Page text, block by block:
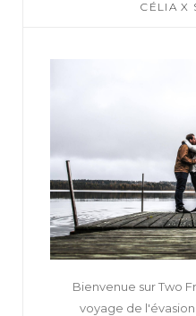
CÉLIA X
Bienvenue sur Two
voyage de